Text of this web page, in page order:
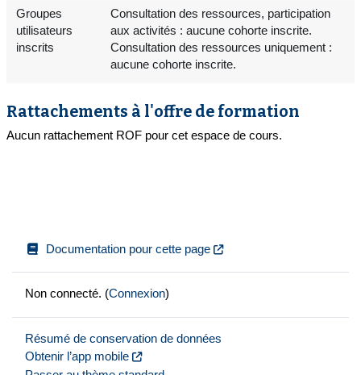
Groupes
utilisateurs
inscrits
Consultation des ressources, participation
aux activités : aucune cohorte inscrite.
Consultation des ressources uniquement :
aucune cohorte inscrite.
Rattachements à l'offre de formation
Aucun rattachement ROF pour cet espace de cours.
Documentation pour cette page
Non connecté. (Connexion)
Résumé de conservation de données
Obtenir l’app mobile